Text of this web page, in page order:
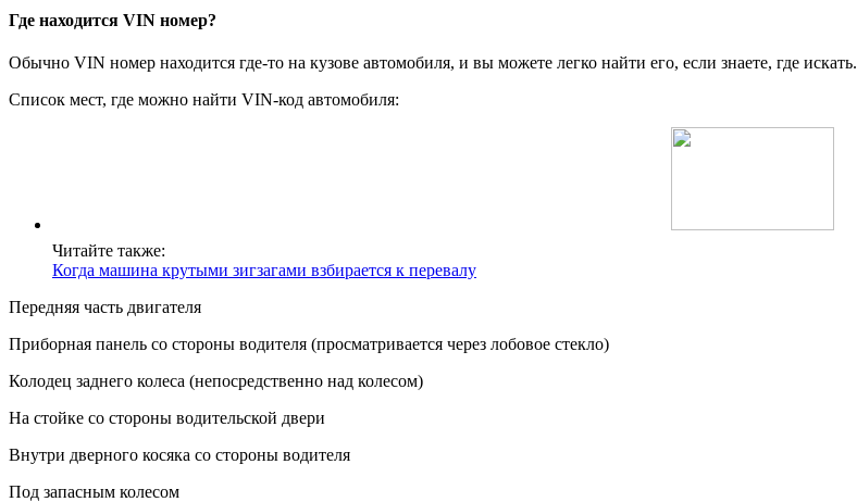
Где находится VIN номер?
Обычно VIN номер находится где-то на кузове автомобиля, и вы можете легко найти его, если знаете, где искать.
Список мест, где можно найти VIN-код автомобиля:
Читайте также:
Когда машина крутыми зигзагами взбирается к перевалу
Передняя часть двигателя
Приборная панель со стороны водителя (просматривается через лобовое стекло)
Колодец заднего колеса (непосредственно над колесом)
На стойке со стороны водительской двери
Внутри дверного косяка со стороны водителя
Под запасным колесом